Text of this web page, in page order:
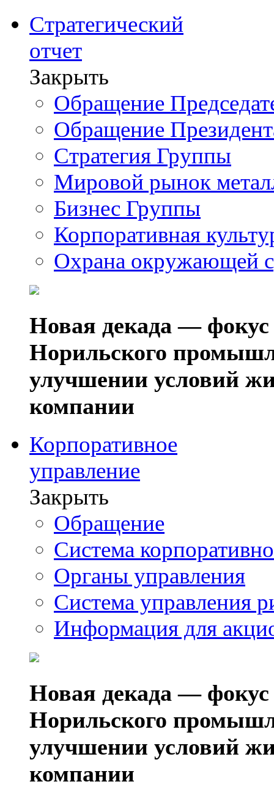
Стратегический
отчет
Закрыть
Обращение
Обращение
Стратегия Группы
Мировой рынок
Бизнес Группы
Корпоративная
Охрана окружающей
Новая декада — фокус
Норильского
улучшении условий
компании
Корпоративное
управление
Закрыть
Обращение
Система
Органы управления
Система управления
Информация для
Новая декада — фокус
Норильского
улучшении условий
компании